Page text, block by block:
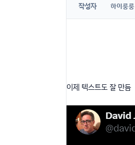
작성자 하이룽룽
이제 텍스트도 잘 만듬